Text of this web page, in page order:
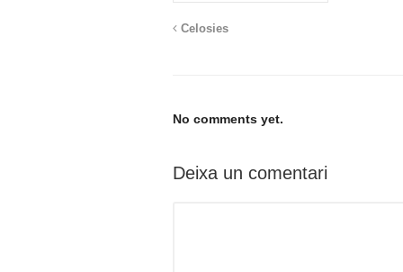
Celosies
No comments yet.
Deixa un comentari